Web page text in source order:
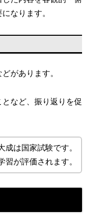
なります。
があります。
など、振り返りを促
成は国家試験です。
習が評価されます。